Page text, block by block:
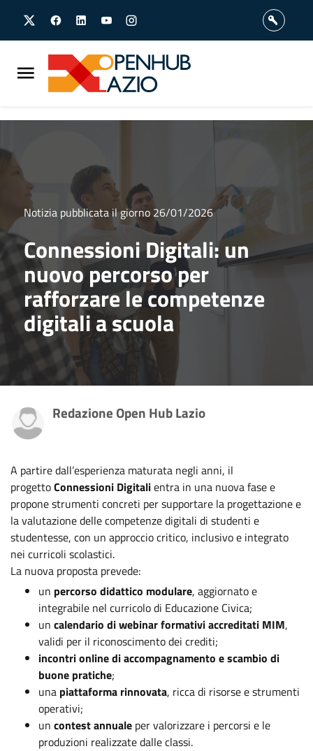
contenuto
principale
footer
Notizia pubblicata il giorno 26/01/2026
Connessioni Digitali: un
nuovo percorso per
rafforzare le competenze
digitali a scuola
Redazione Open Hub Lazio
A partire dall’esperienza maturata negli anni, il
progettoConnessioni Digitalientra in una nuova fase e
propone strumenti concreti per supportare la progettazione e
la valutazione delle competenze digitali di studenti e
studentesse, con un approccio critico, inclusivo e integrato
nei curricoli scolastici.
La nuova proposta prevede:
un percorso didattico modulare, aggiornato e
integrabile nel curricolo di Educazione Civica;
un calendario di webinar formativi accreditati MIM,
validi per il riconoscimento dei crediti;
incontri online di accompagnamento e scambio di
buone pratiche;
una piattaforma rinnovata, ricca di risorse e strumenti
operativi;
un contest annuale per valorizzare i percorsi e le
produzioni realizzate dalle classi.